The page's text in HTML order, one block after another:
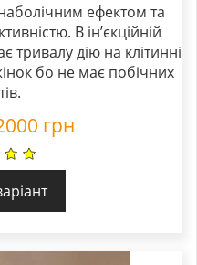
ефектом та
В ін’єкційній
тривалу дію на клітинні
бо не має побічних
грн